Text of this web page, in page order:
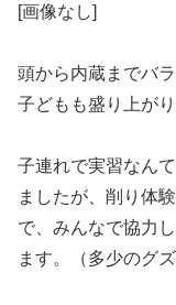
[画像なし]
頭から内蔵までバ
子どもも盛り上が
子連れで実習なん
ましたが、削り体
で、みんなで協力
ます。（多少のグ